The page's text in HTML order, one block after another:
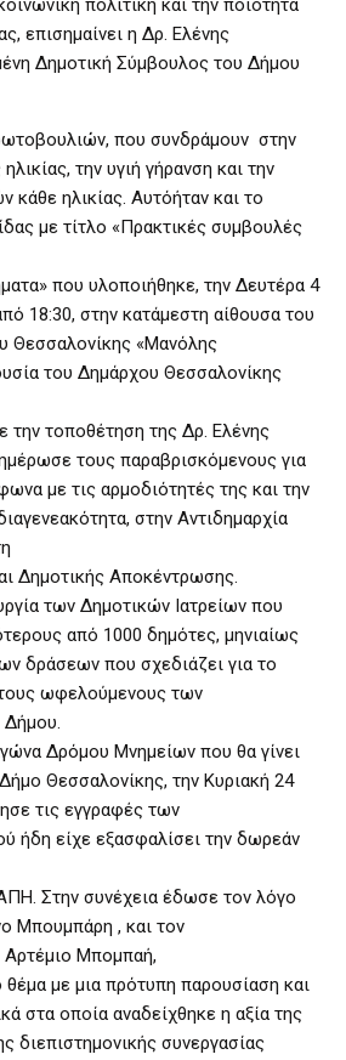
πολιτική και την ποιότητα
επισημαίνει η Δρ. Ελένης
Δημοτική Σύμβουλος του Δήμου
που συνδράμουν στην
την υγιή γήρανση και την
κάθε ηλικίας. Αυτόήταν και το
με τίτλο «Πρακτικές συμβουλές
που υλοποιήθηκε, την Δευτέρα 4
18:30, στην κατάμεστη αίθουσα του
Θεσσαλονίκης «Μανόλης
του Δημάρχου Θεσσαλονίκης
την τοποθέτηση της Δρ. Ελένης
τους παραβρισκόμενους για
με τις αρμοδιότητές της και την
στην Αντιδημαρχία
Δημοτικής Αποκέντρωσης.
των Δημοτικών Ιατρείων που
από 1000 δημότες, μηνιαίως
δράσεων που σχεδιάζει για το
ωφελούμενους των
Δρόμου Μνημείων που θα γίνει
Θεσσαλονίκης, την Κυριακή 24
τις εγγραφές των
ήδη είχε εξασφαλίσει την δωρεάν
Στην συνέχεια έδωσε τον λόγο
Μπουμπάρη , και τον
Αρτέμιο Μπομπαή,
με μια πρότυπη παρουσίαση και
στα οποία αναδείχθηκε η αξία της
διεπιστημονικής συνεργασίας